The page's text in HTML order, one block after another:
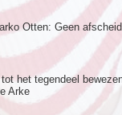
Otten: Geen
het tegendeel
Arke